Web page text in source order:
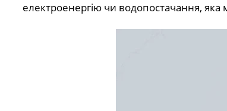
електроенергію чи водопостачання,